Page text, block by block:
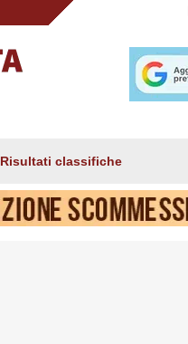
Risultati classifiche